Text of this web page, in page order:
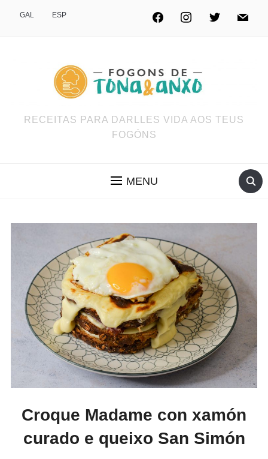
GAL ESP
RECEITAS PARA DARLLES VIDA AOS TEUS
FOGÓNS
MENU
Croque Madame con xamón
curado e queixo San Simón